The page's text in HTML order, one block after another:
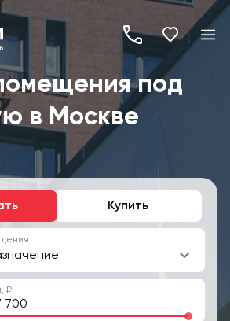
+7
(495)
260-
19-
под
в Москве
Купить
₽